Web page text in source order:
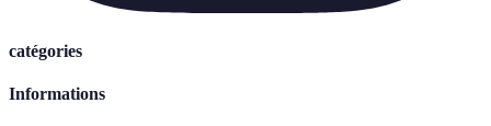
catégories
Informations